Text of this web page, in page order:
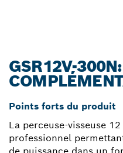
GSR12V-
Points forts du produit
La perceuse-visseuse
professionnel